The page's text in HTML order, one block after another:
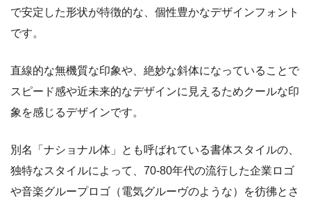
で安定した形状が特徴的な、個性豊かなデザインフォント
です。
直線的な無機質な印象や、絶妙な斜体になっていることで
スピード感や近未来的なデザインに見えるためクールな印
象を感じるデザインです。
別名「ナショナル体」とも呼ばれている書体スタイルの、
独特なスタイルによって、70-80年代の流行した企業ロゴ
や音楽グループロゴ（電気グルーヴのような）を彷彿とさ